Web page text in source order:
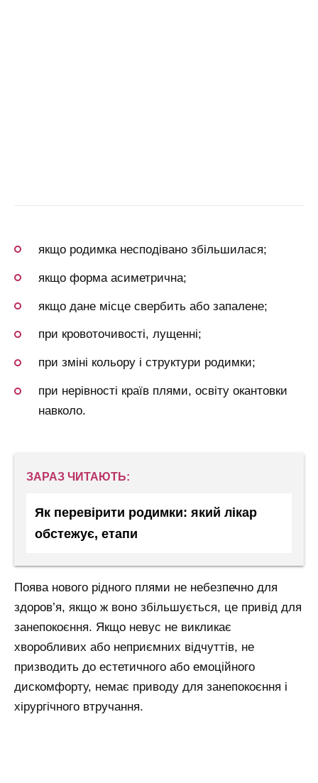
якщо родимка несподівано збільшилася;
якщо форма асиметрична;
якщо дане місце свербить або запалене;
при кровоточивості, лущенні;
при зміні кольору і структури родимки;
при нерівності країв плями, освіту окантовки
навколо.
ЗАРАЗ ЧИТАЮТЬ:
Як перевірити родимки: який лікар
обстежує, етапи
Поява нового рідного плями не небезпечно для
здоров’я, якщо ж воно збільшується, це привід для
занепокоєння. Якщо невус не викликає
хворобливих або неприємних відчуттів, не
призводить до естетичного або емоційного
дискомфорту, немає приводу для занепокоєння і
хірургічного втручання.